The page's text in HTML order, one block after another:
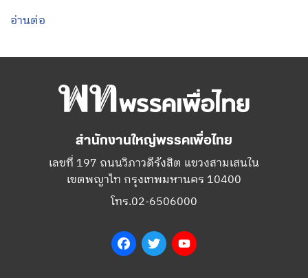
อ่านต่อ
สำนักงานใหญ่พรรคเพื่อไทย
เลขที่ 197 ถนนวิภาวดีรังสิต แขวงสามเสนใน
เขตพญาไท กรุงเทพมหานคร 10400
โทร.02-6506000
FacebookTwitter